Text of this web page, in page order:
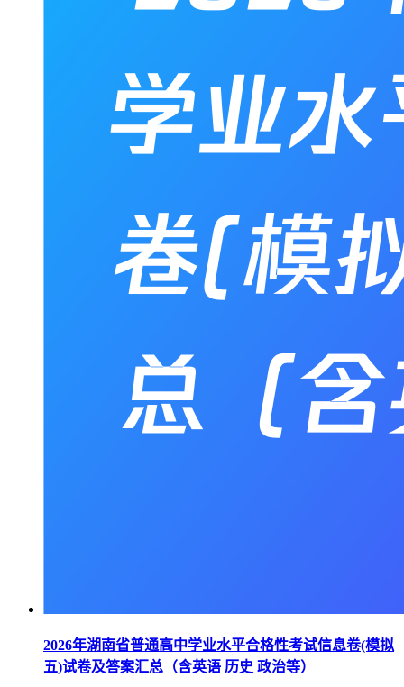
2026年湖南省普通高中学业水平合格性考试信息卷(模拟
五)试卷及答案汇总（含英语 历史 政治等）